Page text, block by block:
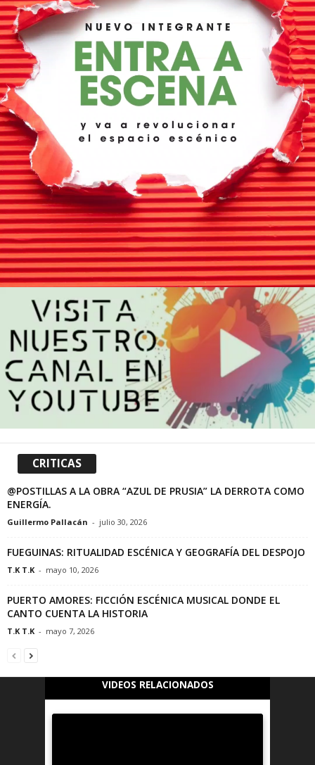
CRITICAS
@POSTILLAS A LA OBRA “AZUL DE PRUSIA” LA DERROTA COMO
ENERGÍA.
Guillermo Pallacán - julio 30, 2026
FUEGUINAS: RITUALIDAD ESCÉNICA Y GEOGRAFÍA DEL DESPOJO
T.K T.K - mayo 10, 2026
PUERTO AMORES: FICCIÓN ESCÉNICA MUSICAL DONDE EL
CANTO CUENTA LA HISTORIA
T.K T.K - mayo 7, 2026
VIDEOS RELACIONADOS